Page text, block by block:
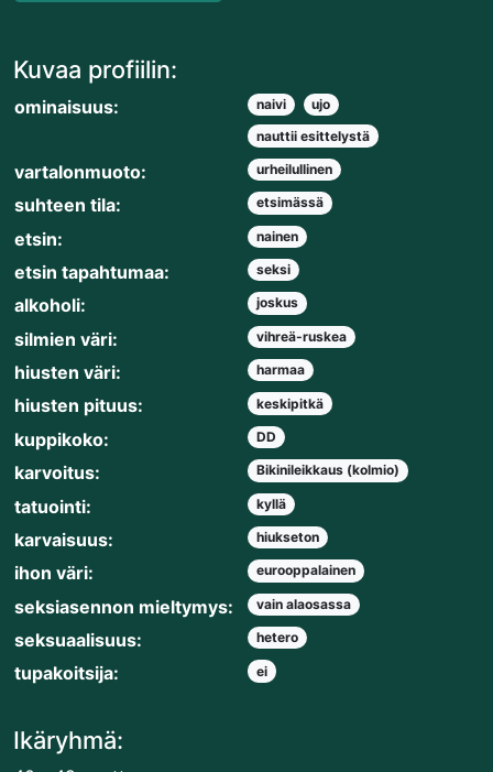
Kuvaa profiilin:
ominaisuus: naivi
ujo
nauttii esittelystä
vartalonmuoto: urheilullinen
suhteen tila: etsimässä
etsin: nainen
etsin tapahtumaa: seksi
alkoholi: joskus
silmien väri: vihreä-ruskea
hiusten väri: harmaa
hiusten pituus: keskipitkä
kuppikoko: DD
karvoitus: Bikinileikkaus (kolmio)
tatuointi: kyllä
karvaisuus: hiukseton
ihon väri: eurooppalainen
seksiasennon mieltymys: vain alaosassa
seksuaalisuus: hetero
tupakoitsija: ei
Ikäryhmä: